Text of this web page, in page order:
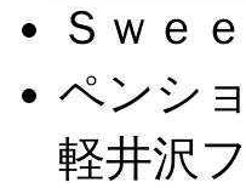
Ｓｗｅ
ペンシ
軽井沢